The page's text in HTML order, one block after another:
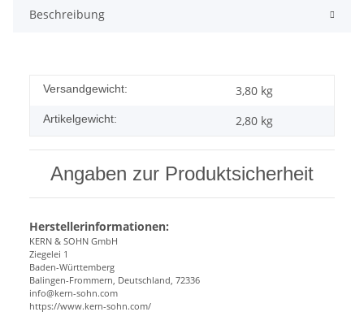
Beschreibung
Versandgewicht: 3,80 kg
Artikelgewicht: 2,80 kg
Angaben zur Produktsicherheit
Herstellerinformationen:
KERN & SOHN GmbH
Ziegelei 1
Baden-Württemberg
Balingen-Frommern, Deutschland, 72336
info@kern-sohn.com
https://www.kern-sohn.com/